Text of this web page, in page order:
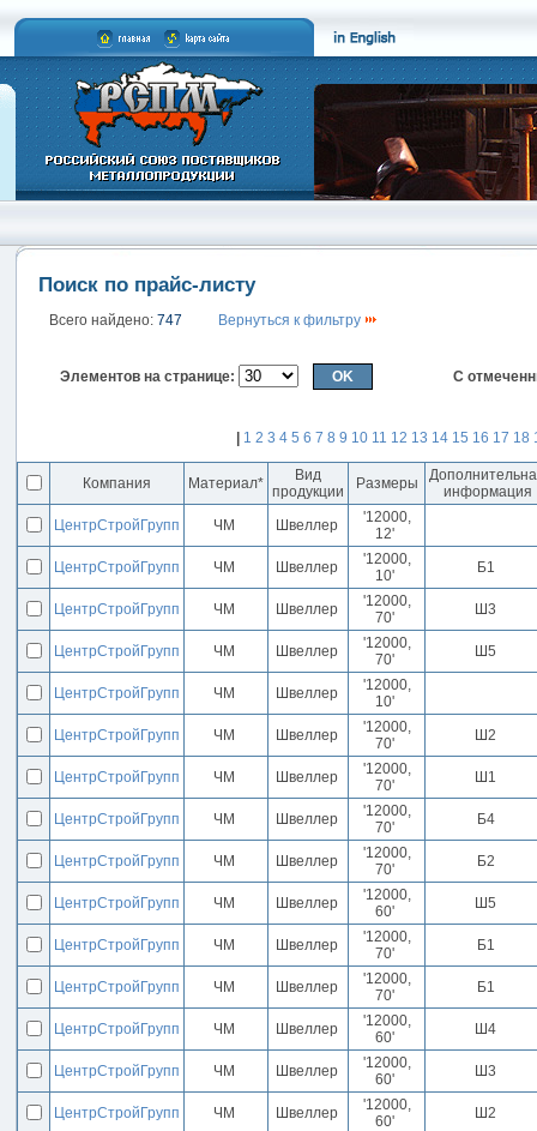
Поиск по прайс-листу
Всего найдено: 747 Вернуться к фильтру
Элементов на странице: С
1 2 3 4 5 6 7 8 9 10 11 12 13 14 15 16 17 18
Компания Материал*
Вид
продукции
Размеры
информация
ЦентрСтройГрупп
ЧМ Швеллер
'12000,
12'
ЦентрСтройГрупп
ЧМ Швеллер
'12000,
10'
Б1
ЦентрСтройГрупп ЧМ Швеллер
'12000,
70'
Ш3
ЦентрСтройГрупп ЧМ Швеллер
'12000,
70'
Ш5
ЦентрСтройГрупп ЧМ Швеллер
'12000,
10'
ЦентрСтройГрупп
ЧМ Швеллер
'12000,
70'
Ш2
ЦентрСтройГрупп ЧМ Швеллер
'12000,
70'
Ш1
ЦентрСтройГрупп ЧМ Швеллер
'12000,
70'
Б4
ЦентрСтройГрупп ЧМ Швеллер
'12000,
70'
Б2
ЦентрСтройГрупп ЧМ Швеллер
'12000,
60'
Ш5
ЦентрСтройГрупп ЧМ Швеллер
'12000,
70'
Б1
ЦентрСтройГрупп ЧМ Швеллер
'12000,
70'
Б1
ЦентрСтройГрупп ЧМ Швеллер
'12000,
60'
Ш4
ЦентрСтройГрупп ЧМ Швеллер
'12000,
60'
Ш3
ЦентрСтройГрупп ЧМ Швеллер
'12000,
60'
Ш2